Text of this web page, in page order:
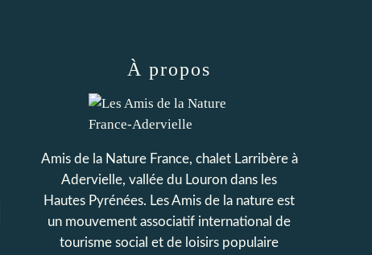
À propos
Amis de la Nature France, chalet Larribère à
Adervielle, vallée du Louron dans les
Hautes Pyrénées. Les Amis de la nature est
un mouvement associatif international de
tourisme social et de loisirs populaire